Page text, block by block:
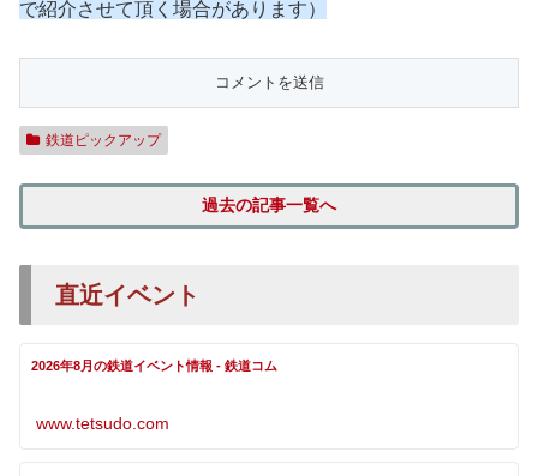
で紹介させて頂く場合があります）
鉄道ピックアップ
過去の記事一覧へ
直近イベント
2026年8月の鉄道イベント情報 - 鉄道コム
www.tetsudo.com